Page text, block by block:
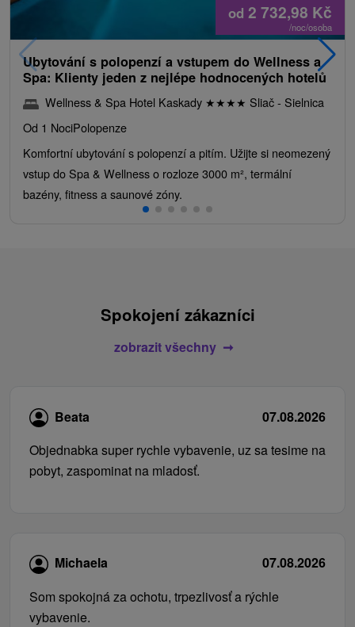
od 2 732,98 Kč
/noc/osoba
Ubytování s polopenzí a vstupem do Wellness a
Spa: Klienty jeden z nejlépe hodnocených hotelů
Wellness & Spa Hotel Kaskady ★★★★ Sliač - Sielnica
Od 1 NociPolopenze
Komfortní ubytování s polopenzí a pitím. Užijte si neomezený
vstup do Spa & Wellness o rozloze 3000 m², termální
bazény, fitness a saunové zóny.
Spokojení zákazníci
zobrazit všechny
Beata
07.08.2026
Objednabka super rychle vybavenie, uz sa tesime na
pobyt, zaspominat na mladosť.
Michaela
07.08.2026
Som spokojná za ochotu, trpezlivosť a rýchle
vybavenie.